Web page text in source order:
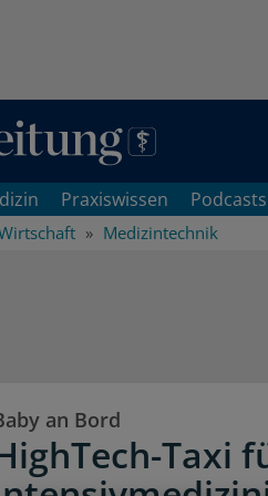
Praxiswissen Podcasts
Medizintechnik
an Bord
Taxi